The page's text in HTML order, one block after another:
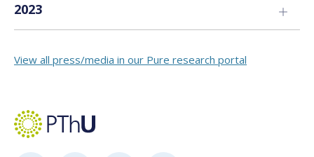
2023
Piet van Dijk,Hier weten ze nog waar Pasen écht om draait:
View all press/media in our Pure research portal